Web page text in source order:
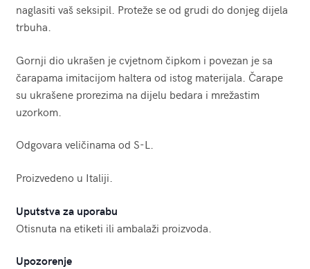
naglasiti vaš seksipil. Proteže se od grudi do donjeg dijela
trbuha.
Gornji dio ukrašen je cvjetnom čipkom i povezan je sa
čarapama imitacijom haltera od istog materijala. Čarape
su ukrašene prorezima na dijelu bedara i mrežastim
uzorkom.
Odgovara veličinama od S-L.
Proizvedeno u Italiji.
Uputstva za uporabu
Otisnuta na etiketi ili ambalaži proizvoda.
Upozorenje